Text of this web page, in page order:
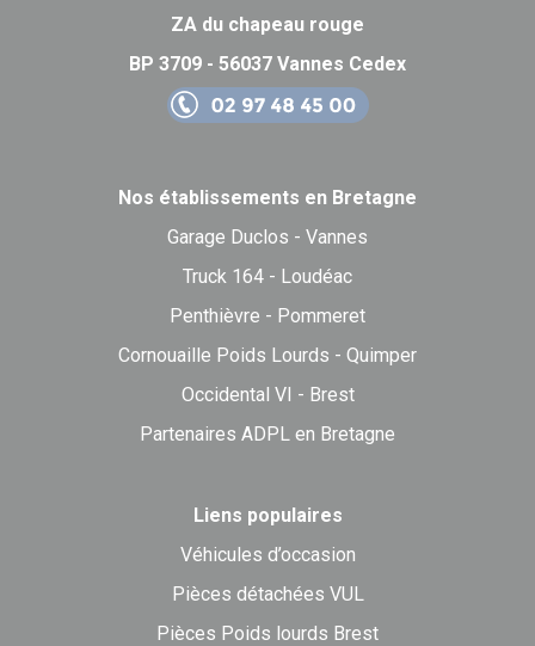
ZA du chapeau rouge
BP 3709 - 56037 Vannes Cedex
Nos établissements en Bretagne
Garage Duclos - Vannes
Truck 164 - Loudéac
Penthièvre - Pommeret
Cornouaille Poids Lourds - Quimper
Occidental VI - Brest
Partenaires ADPL en Bretagne
Liens populaires
Véhicules d’occasion
Pièces détachées VUL
Pièces Poids lourds Brest